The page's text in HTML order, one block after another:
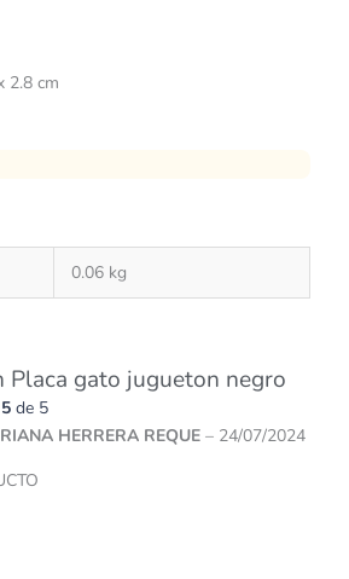
2.8 cm
0.06 kg
Placa gato jugueton negro
5 de 5
HERRERA REQUE – 24/07/2024